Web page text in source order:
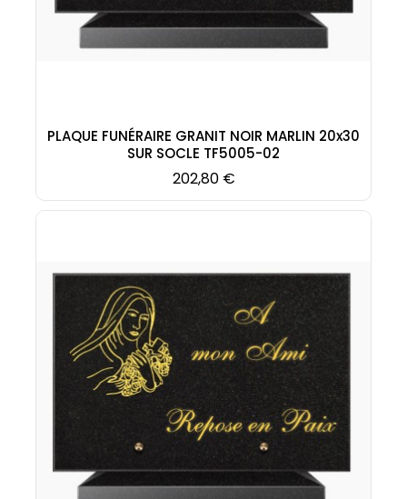
PLAQUE FUNÉRAIRE GRANIT NOIR MARLIN 20x30
SUR SOCLE TF5005-02
Prix
202,80 €